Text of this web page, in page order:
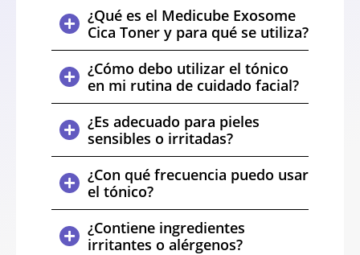
¿Qué es el Medicube Exosome
Cica Toner y para qué se utiliza?
¿Cómo debo utilizar el tónico
en mi rutina de cuidado facial?
¿Es adecuado para pieles
sensibles o irritadas?
¿Con qué frecuencia puedo usar
el tónico?
¿Contiene ingredientes
irritantes o alérgenos?